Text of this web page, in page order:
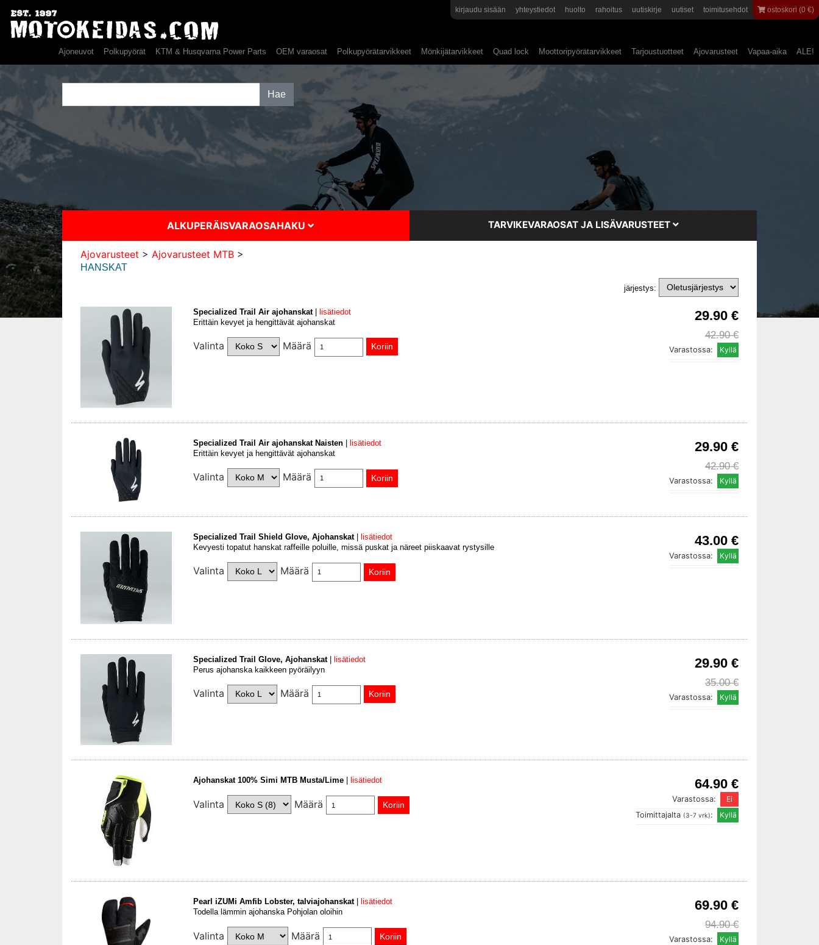
kirjaudu sisään yhteystiedot huolto rahoitus uutiskirje uutiset toimitusehdot ostoskori (0 €)
Ajoneuvot Polkupyörät KTM & Husqvarna Power Parts OEM varaosat Polkupyörätarvikkeet Mönkijätarvikkeet Quad lock Moottoripyörätarvikkeet Tarjoustuotteet Ajovarusteet Vapaa-aika ALE!
ALKUPERÄISVARAOSAHAKU TARVIKEVARAOSAT JA LISÄVARUSTEET
Ajovarusteet > Ajovarusteet MTB >
HANSKAT
järjestys:
29.90 €
42.90 €
Varastossa:
Specialized Trail Air ajohanskat|
lisätiedot
Erittäin kevyet ja hengittävät ajohanskat
Valinta Määrä
29.90 €
42.90 €
Varastossa:
Specialized Trail Air ajohanskat Naisten
lisätiedot
Erittäin kevyet ja hengittävät ajohanskat
Valinta Määrä
43.00 €
Varastossa:
Specialized Trail Shield Glove, Ajohanskat|
lisätiedot
Kevyesti topatut hanskat raffeille poluille, missä puskat ja näreet piiskaavat rystysille
Valinta Määrä
29.90 €
35.00 €
Varastossa:
Specialized Trail Glove, Ajohanskat| lisätiedot
Perus ajohanska kaikkeen pyöräilyyn
Valinta Määrä
64.90 €
Varastossa:
Toimittajalta (3-7 vrk):
Ajohanskat 100% Simi MTB Musta/Lime lisätiedot
Valinta Määrä
69.90 €
94.90 €
Varastossa:
Pearl iZUMi Amfib Lobster, talviajohanskat|
lisätiedot
Todella lämmin ajohanska Pohjolan oloihin
Valinta Määrä